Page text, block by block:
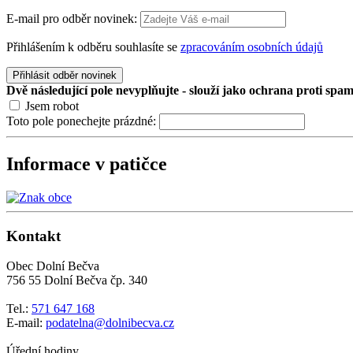
E-mail pro odběr novinek:
Přihlášením k odběru souhlasíte se zpracováním osobních údajů
Přihlásit odběr novinek
Dvě následující pole nevyplňujte - slouží jako ochrana proti
Jsem robot
Toto pole ponechejte prázdné:
Informace v patičce
Kontakt
Obec Dolní Bečva
756 55 Dolní Bečva čp. 340
Tel.: 571 647 168
E-mail: podatelna@dolnibecva.cz